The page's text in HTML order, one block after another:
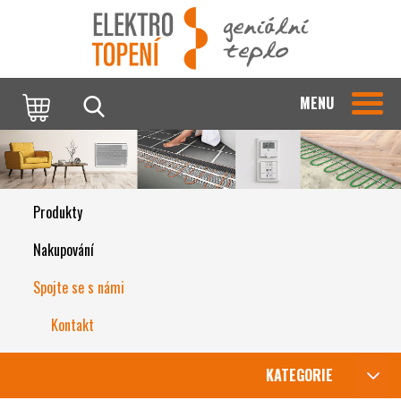
MENU
Produkty
Nakupování
Spojte se s námi
Kontakt
KATEGORIE